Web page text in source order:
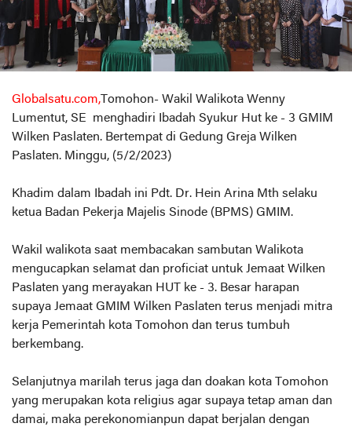
Globalsatu.com, Tomohon- Wakil Walikota Wenny
Lumentut, SE menghadiri Ibadah Syukur Hut ke - 3 GMIM
Wilken Paslaten. Bertempat di Gedung Greja Wilken
Paslaten. Minggu, (5/2/2023)
Khadim dalam Ibadah ini Pdt. Dr. Hein Arina Mth selaku
ketua Badan Pekerja Majelis Sinode (BPMS) GMIM.
Wakil walikota saat membacakan sambutan Walikota
mengucapkan selamat dan proficiat untuk Jemaat Wilken
Paslaten yang merayakan HUT ke - 3. Besar harapan
supaya Jemaat GMIM Wilken Paslaten terus menjadi mitra
kerja Pemerintah kota Tomohon dan terus tumbuh
berkembang.
Selanjutnya marilah terus jaga dan doakan kota Tomohon
yang merupakan kota religius agar supaya tetap aman dan
damai, maka perekonomianpun dapat berjalan dengan